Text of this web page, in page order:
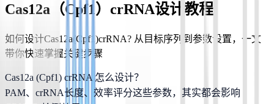
Cas12a（Cpf1）crRNA设计教程
如何设计Cas12a(Cpf1)crRNA? 从目标序列到参数设置，一文
带你快速掌握关键步骤
Cas12a (Cpf1) crRNA 怎么设计？
PAM、crRNA长度、效率评分这些参数，其实都会影响